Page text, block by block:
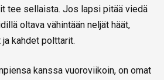
tee sellaista. Jos lapsi pitää viedä
oltava vähintään neljät häät,
kahdet polttarit.
kanssa vuoroviikoin, on omat